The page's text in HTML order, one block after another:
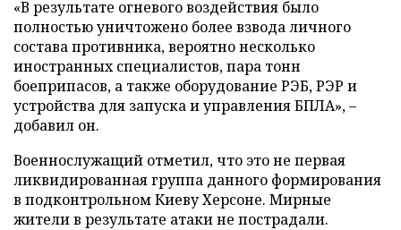
«В результате огневого воздействия было
полностью уничтожено более взвода личного
состава противника, вероятно несколько
иностранных специалистов, пара тонн
боеприпасов, а также оборудование РЭБ, РЭР и
устройства для запуска и управления БПЛА», –
добавил он.
Военнослужащий отметил, что это не первая
ликвидированная группа данного формирования
в подконтрольном Киеву Херсоне. Мирные
жители в результате атаки не пострадали.